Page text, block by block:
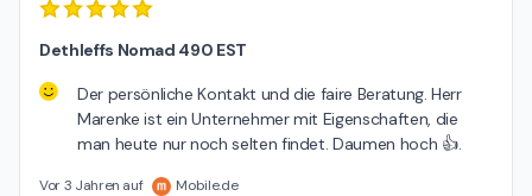
Dethleffs Nomad 490 EST
Der persönliche Kontakt und die faire Beratung. Herr
Marenke ist ein Unternehmer mit Eigenschaften, die
man heute nur noch selten findet. Daumen hoch 👍.
Vor 3 Jahren auf Mobile.de